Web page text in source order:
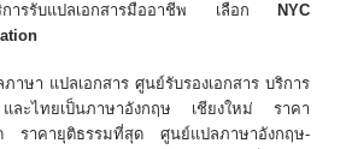
ริการรับแปลเอกสารมืออาชีพ เลือก
NYC
าษา แปลเอกสาร ศูนย์รับรองเอกสาร บริการ
ละไทยเป็นภาษาอังกฤษ เชียงใหม่ ราคา
ราคายุติธรรมที่สุด ศูนย์แปลภาษาอังกฤษ-